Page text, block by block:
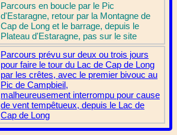
Parcours en boucle par le Pic
d'Estaragne, retour par la Montagne de
Cap de Long et le barrage, depuis le
Plateau d'Estaragne, pas sur le site
Parcours prévu sur deux ou trois jours
pour faire le tour du Lac de Cap de Long
par les crêtes, avec le premier bivouc au
Pic de Campbieil,
malheureusement interrompu pour cause
de vent tempêtueux, depuis le Lac de
Cap de Long